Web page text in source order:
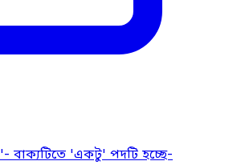
বাক্যটিতে 'একটু' পদটি হচ্ছে-